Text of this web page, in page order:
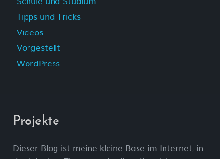
Tipps und Tricks
Videos
Vorgestellt
WordPress
Projekte
Dieser Blog ist meine kleine Base im Internet, in